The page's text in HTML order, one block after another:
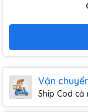
Vận
Ship Cod cả